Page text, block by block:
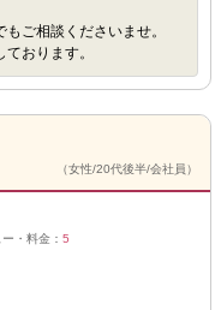
ご相談くださいませ。
おります。
（女性/20代後半/会社員）
ー・料金： 5